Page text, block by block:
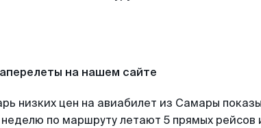
на нашем сайте
низких цен на авиабилет из Самары
по маршруту летают 5 прямых рейсов